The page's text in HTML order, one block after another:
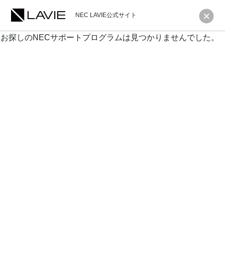
NEC LAVIE公式サイト
お探しのNECサポートプログラムは見つかりませんでした。